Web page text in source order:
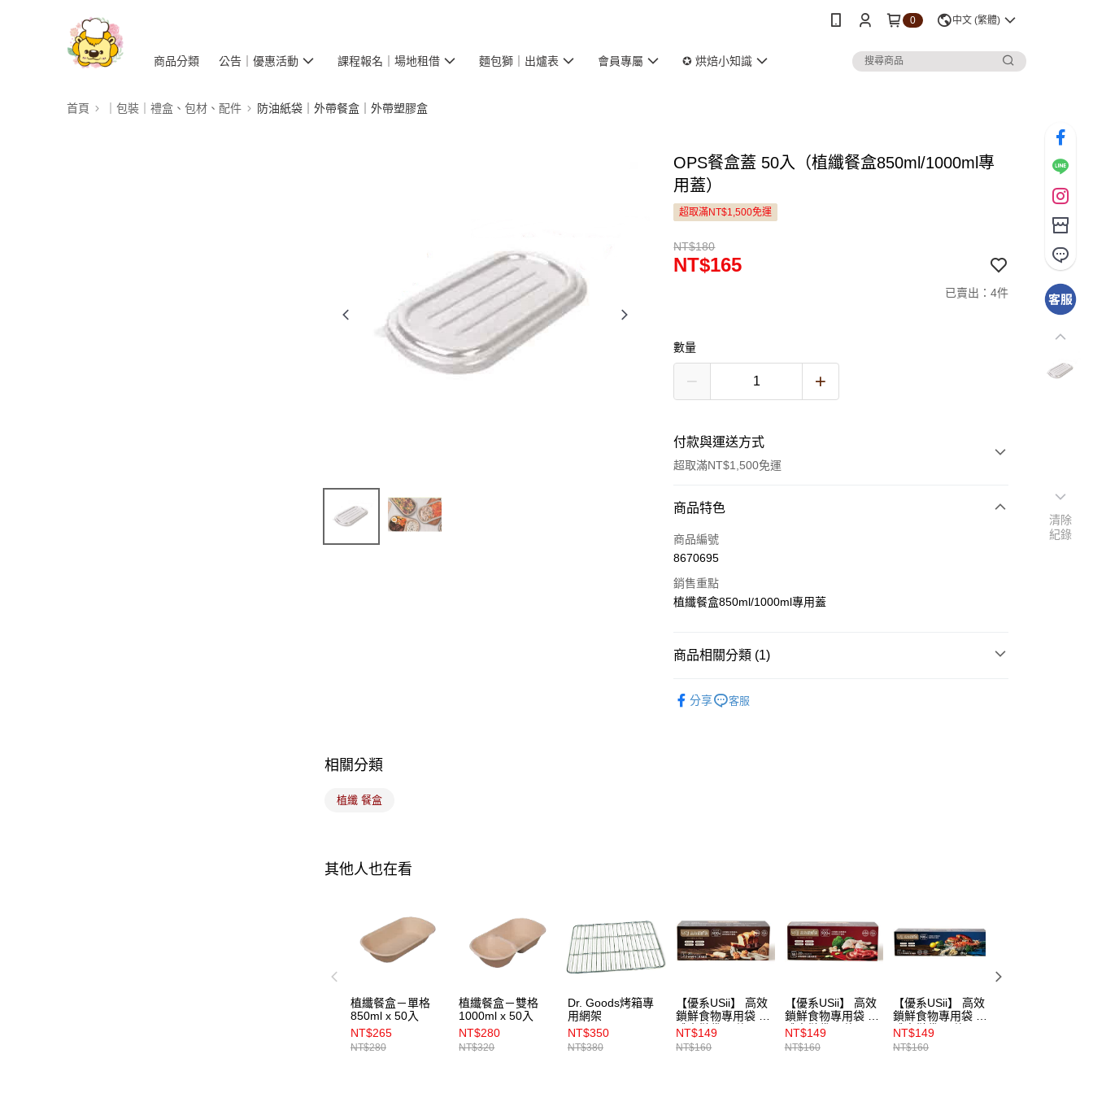
0 中文 (繁體)
商品分類 公告｜優惠活動 課程報名｜場地租借 麵包獅｜出爐表 會員專屬 ✪ 烘焙小知識
首頁 ｜包裝｜禮盒、包材、配件 防油紙袋｜外帶餐盒｜外帶塑膠盒
OPS餐盒蓋 50入（植纖餐盒850ml/1000ml專
用蓋）
超取滿NT$1,500免運
NT$180
NT$165
已賣出：4件
數量
付款與運送方式
超取滿NT$1,500免運
付款方式
信用卡一次付款
Apple Pay
Google Pay
商品特色
商品編號
8670695
銷售重點
植纖餐盒850ml/1000ml專用蓋
商品相關分類 (1)
分享
客服
相關分類
植纖 餐盒
其他人也在看
植纖餐盒－單格
850ml x 50入
NT$265
NT$280
植纖餐盒－雙格
1000ml x 50入
NT$280
NT$320
Dr. Goods烤箱專
用網架
NT$350
NT$380
【優系USii】 高效
鎖鮮食物專用袋 立
體夾鏈袋 S 款 24
入
NT$149
NT$160
【優系USii】 高效
鎖鮮食物專用袋 立
體夾鏈袋 M款 20
入
NT$149
NT$160
【優系USii】 高效
鎖鮮食物專用袋 立
體夾鏈袋 Ｌ款 15
入
NT$149
NT$160
清除
紀錄